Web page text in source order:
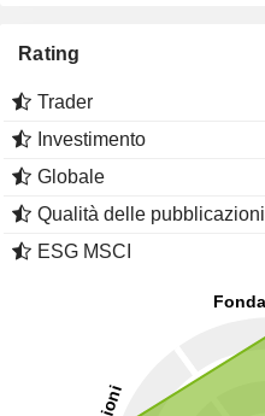
Rating
Trader
Investimento
Globale
Qualità delle pubblicazioni
ESG MSCI